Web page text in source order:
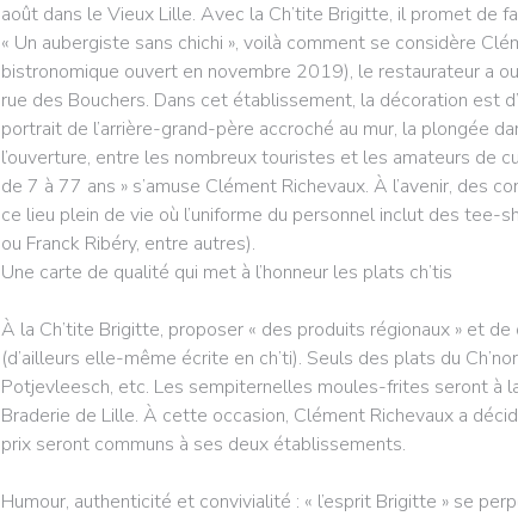
août dans le Vieux Lille. Avec la Ch’tite Brigitte, il promet de
« Un aubergiste sans chichi », voilà comment se considère
bistronomique ouvert en novembre 2019), le restaurateur a
rue des Bouchers. Dans cet établissement, la décoration est
portrait de l’arrière-grand-père accroché au mur, la plongée
l’ouverture, entre les nombreux touristes et les amateurs de
de 7 à 77 ans » s’amuse Clément Richevaux. À l’avenir, des
ce lieu plein de vie où l’uniforme du personnel inclut des tee-
ou Franck Ribéry, entre autres).
Une carte de qualité qui met à l’honneur les plats ch’tis
À la Ch’tite Brigitte, proposer « des produits régionaux » et
(d’ailleurs elle-même écrite en ch’ti). Seuls des plats du
Potjevleesch, etc. Les sempiternelles moules-frites seront à
Braderie de Lille. À cette occasion, Clément Richevaux a
prix seront communs à ses deux établissements.
Humour, authenticité et convivialité : « l’esprit Brigitte » se